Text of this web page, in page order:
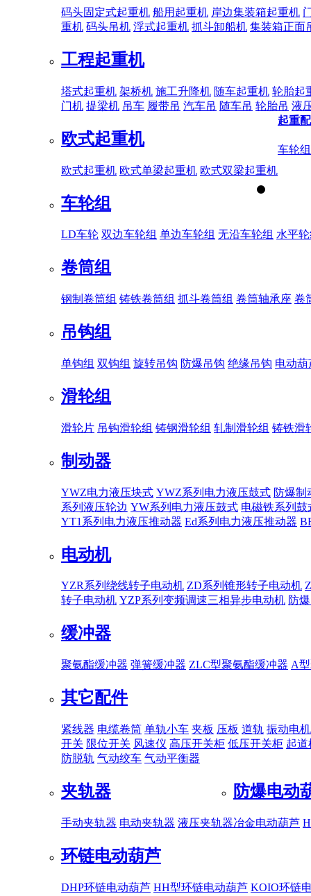
码头固定式起重机 船用起重机 岸边集装箱起重机
重机 码头吊机 浮式起重机 抓斗卸船机 集装箱正面
工程起重机
塔式起重机 架桥机 施工升降机 随车起重机 轮胎起
门机 提梁机 吊车 履带吊 汽车吊 随车吊 轮胎吊 液
欧式起重机
欧式起重机 欧式单梁起重机 欧式双梁起重机
起重
车轮组
车轮组
LD车轮 双边车轮组 单边车轮组 无沿车轮组 水平
卷筒组
钢制卷筒组 铸铁卷筒组 抓斗卷筒组 卷筒轴承座 卷
吊钩组
单钩组 双钩组 旋转吊钩 防爆吊钩 绝缘吊钩 电动
滑轮组
滑轮片 吊钩滑轮组 铸钢滑轮组 轧制滑轮组 铸铁滑
制动器
YWZ电力液压块式 YWZ系列电力液压鼓式 防爆制
系列液压轮边 YW系列电力液压鼓式 电磁铁系列鼓
YT1系列电力液压推动器 Ed系列电力液压推动器
电动机
YZR系列绕线转子电动机 ZD系列锥形转子电动机
转子电动机 YZP系列变频调速三相异步电动机 防
缓冲器
聚氨酯缓冲器 弹簧缓冲器 ZLC型聚氨酯缓冲器 A
其它配件
紧线器 电缆卷筒 单轨小车 夹板 压板 道轨 振动电机
开关 限位开关 风速仪 高压开关柜 低压开关柜 起道
防脱轨 气动绞车 气动平衡器
夹轨器
手动夹轨器 电动夹轨器 液压夹轨器
防爆电动
冶金电动葫芦
环链电动葫芦
DHP环链电动葫芦 HH型环链电动葫芦 KOIO环链